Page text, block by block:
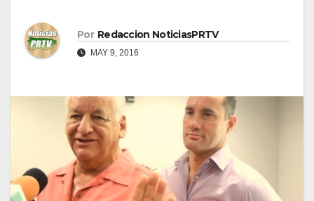
Por Redaccion NoticiasPRTV
MAY 9, 2016